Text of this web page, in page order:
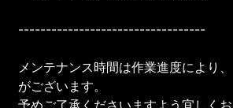
----------------------------------
メンテナンス時間は作業進度により
がございます。
予めご了承くださいますよう宜しくお